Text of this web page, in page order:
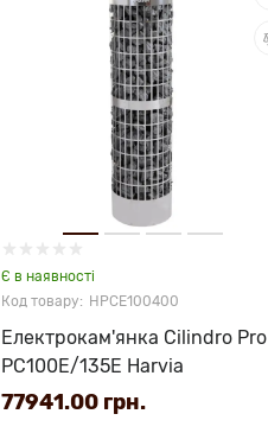
Є в наявності
HPCE100400
Електрокам'янка Cilindro Pro
PС100E/135E Harvia
77941.00 грн.